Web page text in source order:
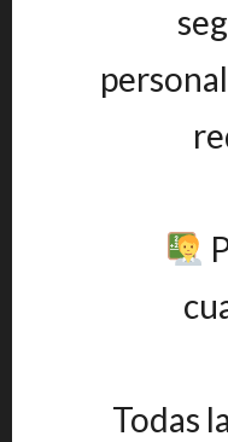
Todas